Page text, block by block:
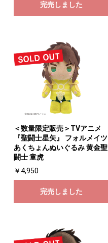
完売しました
＜数量限定販売＞TVアニメ
『聖闘士星矢』 フォルメイツ
あくちょんぬいぐるみ 黄金聖
闘士 童虎
￥4,950
完売しました